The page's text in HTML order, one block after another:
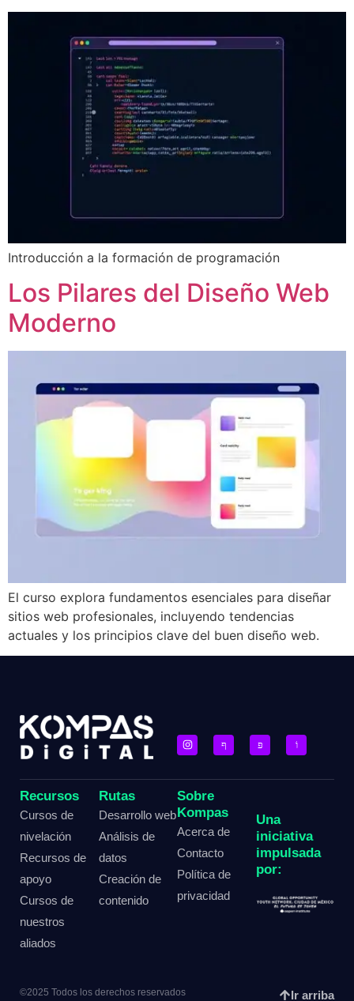
Introducción a la formación de programación
Los Pilares del Diseño Web
Moderno
El curso explora fundamentos esenciales para diseñar
sitios web profesionales, incluyendo tendencias
actuales y los principios clave del buen diseño web.
Recursos
Cursos de
nivelación
Recursos de
apoyo
Cursos de
nuestros
aliados
Rutas
Desarrollo web
Análisis de
datos
Creación de
contenido
Sobre
Kompas
Acerca de
Contacto
Política de
privacidad
Una
iniciativa
impulsada
por:
©2025 Todos los derechos reservados Ir arriba